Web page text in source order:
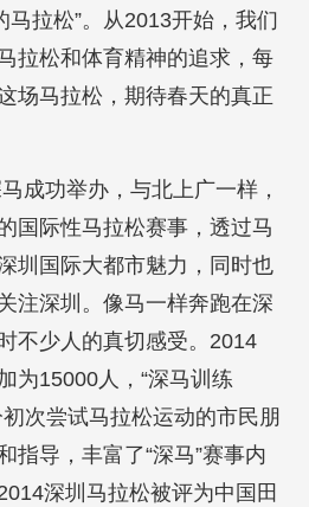
马拉松”。从2013开始，我们
拉松和体育精神的追求，每
场马拉松，期待春天的真正
成功举办，与北上广一样，
国际性马拉松赛事，透过马
圳国际大都市魅力，同时也
注深圳。像马一样奔跑在深
不少人的真切感受。2014
为15000人，“深马训练
次尝试马拉松运动的市民朋
指导，丰富了“深马”赛事内
深圳马拉松被评为中国田